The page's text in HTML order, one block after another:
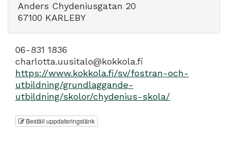
Anders Chydeniusgatan 20
67100 KARLEBY
06-831 1836
charlotta.uusitalo@kokkola.fi
https://www.kokkola.fi/sv/fostran-och-
utbildning/grundlaggande-
utbildning/skolor/chydenius-skola/
Beställ uppdateringslänk